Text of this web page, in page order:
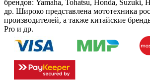
брендов: Yamaha, Tohatsu, Honda, Suzuki,
др. Широко представлена мототехника
производителей, а также китайские
Pro и др.